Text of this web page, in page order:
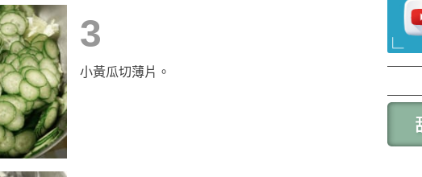
3
小黃瓜切薄片。